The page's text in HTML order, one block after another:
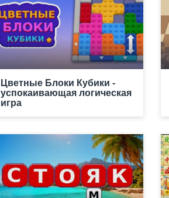
Цветные Блоки Кубики -
успокаивающая логическая
игра